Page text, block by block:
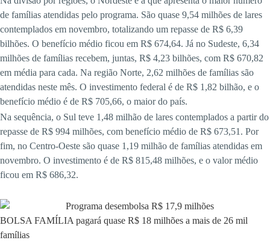
de famílias atendidas pelo programa. São quase 9,54 milhões de lares
contemplados em novembro, totalizando um repasse de R$ 6,39
bilhões. O benefício médio ficou em R$ 674,64. Já no Sudeste, 6,34
milhões de famílias recebem, juntas, R$ 4,23 bilhões, com R$ 670,82
em média para cada. Na região Norte, 2,62 milhões de famílias são
atendidas neste mês. O investimento federal é de R$ 1,82 bilhão, e o
benefício médio é de R$ 705,66, o maior do país.
Na sequência, o Sul teve 1,48 milhão de lares contemplados a partir do
repasse de R$ 994 milhões, com benefício médio de R$ 673,51. Por
fim, no Centro-Oeste são quase 1,19 milhão de famílias atendidas em
novembro. O investimento é de R$ 815,48 milhões, e o valor médio
ficou em R$ 686,32.
BOLSA FAMÍLIA pagará quase R$ 18 milhões a mais de 26 mil
famílias